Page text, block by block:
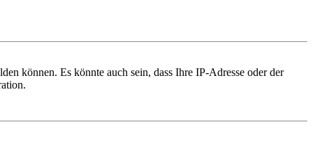
können. Es könnte auch sein, dass Ihre IP-Adresse oder der